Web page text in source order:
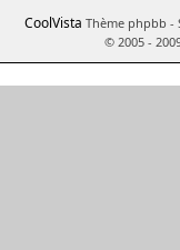
CoolVista Thème phpbb -
© 2005 -